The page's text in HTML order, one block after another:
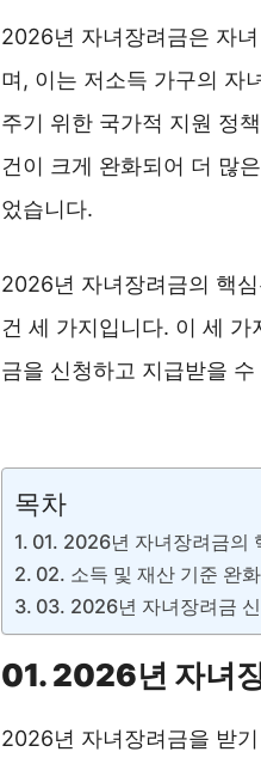
2026년 자녀장려금은 자
며, 이는 저소득 가구의 자
주기 위한 국가적 지원 정
건이 크게 완화되어 더 많
었습니다.
2026년 자녀장려금의 핵
건 세 가지입니다. 이 세 가
금을 신청하고 지급받을 수
목차
01. 2026년 자녀장려금의
02. 소득 및 재산 기준 완
03. 2026년 자녀장려금
01. 2026년 자녀
2026년 자녀장려금을 받